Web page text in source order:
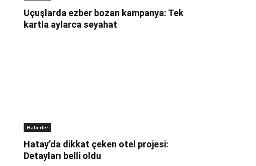
Uçuşlarda ezber bozan kampanya: Tek
kartla aylarca seyahat
Haberler
Hatay’da dikkat çeken otel projesi:
Detayları belli oldu